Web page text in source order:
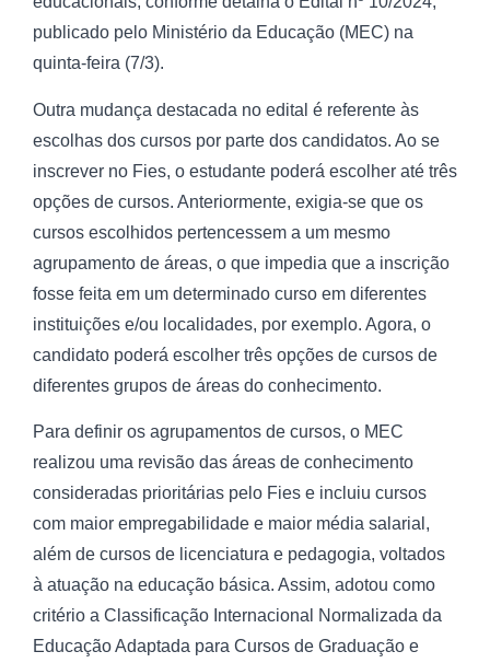
publicado pelo Ministério da Educação (MEC) na
quinta-feira (7/3).
Outra mudança destacada no edital é referente às
escolhas dos cursos por parte dos candidatos. Ao se
inscrever no Fies, o estudante poderá escolher até três
opções de cursos. Anteriormente, exigia-se que os
cursos escolhidos pertencessem a um mesmo
agrupamento de áreas, o que impedia que a inscrição
fosse feita em um determinado curso em diferentes
instituições e/ou localidades, por exemplo. Agora, o
candidato poderá escolher três opções de cursos de
diferentes grupos de áreas do conhecimento.
Para definir os agrupamentos de cursos, o MEC
realizou uma revisão das áreas de conhecimento
consideradas prioritárias pelo Fies e incluiu cursos
com maior empregabilidade e maior média salarial,
além de cursos de licenciatura e pedagogia, voltados
à atuação na educação básica. Assim, adotou como
critério a Classificação Internacional Normalizada da
Educação Adaptada para Cursos de Graduação e